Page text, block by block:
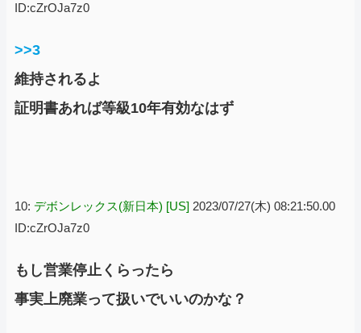
ID:cZrOJa7z0
>>3
維持されるよ
証明書あれば等級10年有効なはず
10: デボンレックス(新日本) [US] 2023/07/27(木) 08:21:50.00
ID:cZrOJa7z0
もし営業停止くらったら
事実上廃業って扱いでいいのかな？